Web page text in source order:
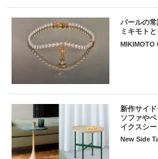
パールの
ミキモト
MIKIMOTO
新作サイ
ソファやベ
イクスシ
New Side